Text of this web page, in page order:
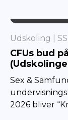
Udskoling
CFUs bud
SSF
Sex &
2026 bliver